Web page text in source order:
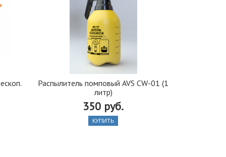
Распылитель помповый AVS CW-01 (1
литр)
350 руб.
КУПИТЬ